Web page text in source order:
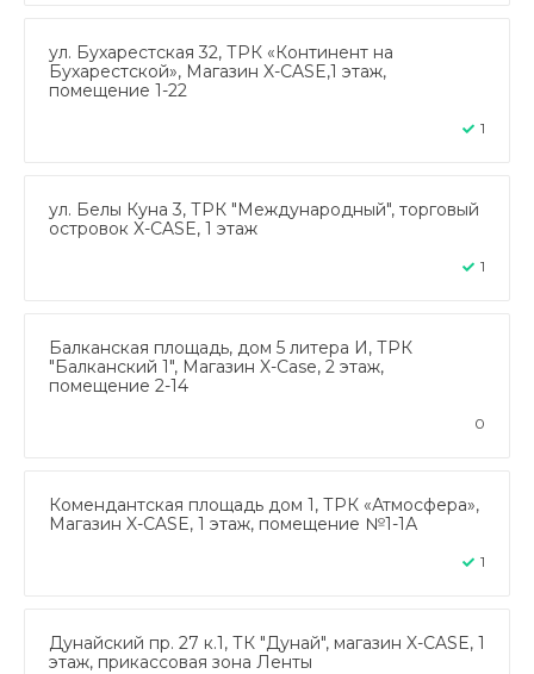
ул. Бухарестская 32, ТРК «Континент на
Бухарестской», Магазин X-CASE,1 этаж,
помещение 1-22
1
ул. Белы Куна 3, ТРК "Международный", торговый
островок X-CASE, 1 этаж
1
Балканская площадь, дом 5 литера И, ТРК
"Балканский 1", Магазин X-Case, 2 этаж,
помещение 2-14
0
Комендантская площадь дом 1, ТРК «Атмосфера»,
Магазин X-CASE, 1 этаж, помещение №1-1А
1
Дунайский пр. 27 к.1, ТК "Дунай", магазин X-CASE, 1
этаж, прикассовая зона Ленты